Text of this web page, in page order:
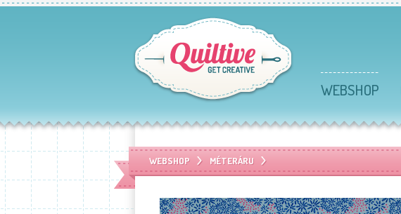
WEBSHOP
WEBSHOP MÉTERÁRU